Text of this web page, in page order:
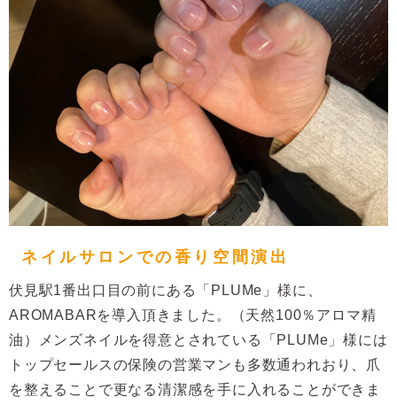
ネイルサロンでの香り空間演出
伏見駅1番出口目の前にある「PLUMe」様に、
AROMABARを導入頂きました。（天然100％アロマ精
油）メンズネイルを得意とされている「PLUMe」様には
トップセールスの保険の営業マンも多数通われおり、爪
を整えることで更なる清潔感を手に入れることができま